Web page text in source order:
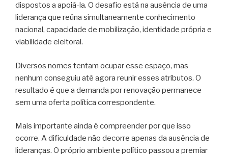
dispostos a apoiá-la. O desafio está na ausência de uma
liderança que reúna simultaneamente conhecimento
nacional, capacidade de mobilização, identidade própria e
viabilidade eleitoral.
Diversos nomes tentam ocupar esse espaço, mas
nenhum conseguiu até agora reunir esses atributos. O
resultado é que a demanda por renovação permanece
sem uma oferta política correspondente.
Mais importante ainda é compreender por que isso
ocorre. A dificuldade não decorre apenas da ausência de
lideranças. O próprio ambiente político passou a premiar